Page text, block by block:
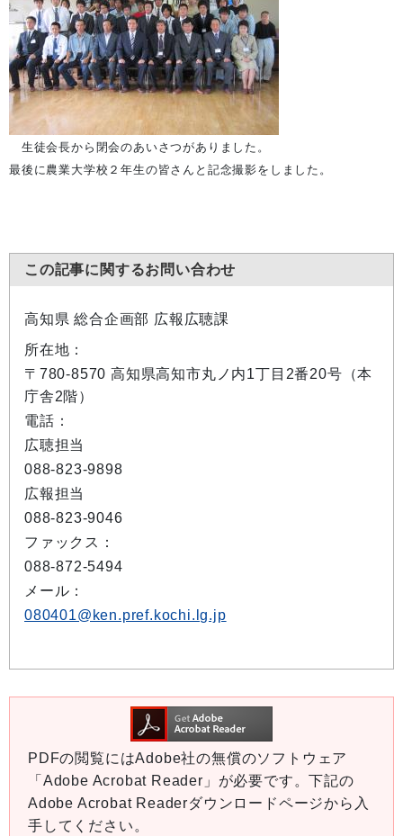
生徒会長から閉会のあいさつがありました。
最後に農業大学校２年生の皆さんと記念撮影をしました。
この記事に関するお問い合わせ
高知県 総合企画部 広報広聴課
所在地：
〒780-8570 高知県高知市丸ノ内1丁目2番20号（本
庁舎2階）
電話：
広聴担当
088-823-9898
広報担当
088-823-9046
ファックス：
088-872-5494
メール：
080401@ken.pref.kochi.lg.jp
PDFの閲覧にはAdobe社の無償のソフトウェア
「Adobe Acrobat Reader」が必要です。下記の
Adobe Acrobat Readerダウンロードページから入
手してください。